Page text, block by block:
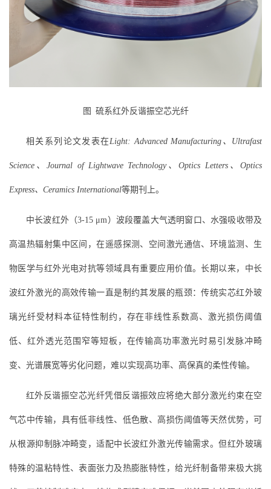
图 硫系红外反谐振空芯光纤
相关系列论文发表在Light: Advanced Manufacturing、Ultrafast
Science、Journal of Lightwave Technology、Optics Letters、Optics
Express、Ceramics International等期刊上。
中长波红外（3-15 μm）波段覆盖大气透明窗口、水强吸收带及
高温热辐射集中区间，在遥感探测、空间激光通信、环境监测、生
物医学与红外光电对抗等领域具有重要应用价值。长期以来，中长
波红外激光的高效传输一直是制约其发展的瓶颈：传统实芯红外玻
璃光纤受材料本征特性制约，存在非线性系数高、激光损伤阈值
低、红外透光范围窄等短板，在传输高功率激光时易引发脉冲畸
变、光谱展宽等劣化问题，难以实现高功率、高保真的柔性传输。
红外反谐振空芯光纤凭借反谐振效应将绝大部分激光约束在空
气芯中传输，具有低非线性、低色散、高损伤阈值等天然优势，可
从根源抑制脉冲畸变，适配中长波红外激光传输需求。但红外玻璃
特殊的温粘特性、表面张力及热膨胀特性，给光纤制备带来极大挑